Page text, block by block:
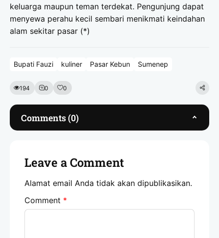
keluarga maupun teman terdekat. Pengunjung dapat
menyewa perahu kecil sembari menikmati keindahan
alam sekitar pasar (*)
Bupati Fauzi kuliner Pasar Kebun Sumenep
194 0 0
Comments (0)
Leave a Comment
Alamat email Anda tidak akan dipublikasikan.
Comment *